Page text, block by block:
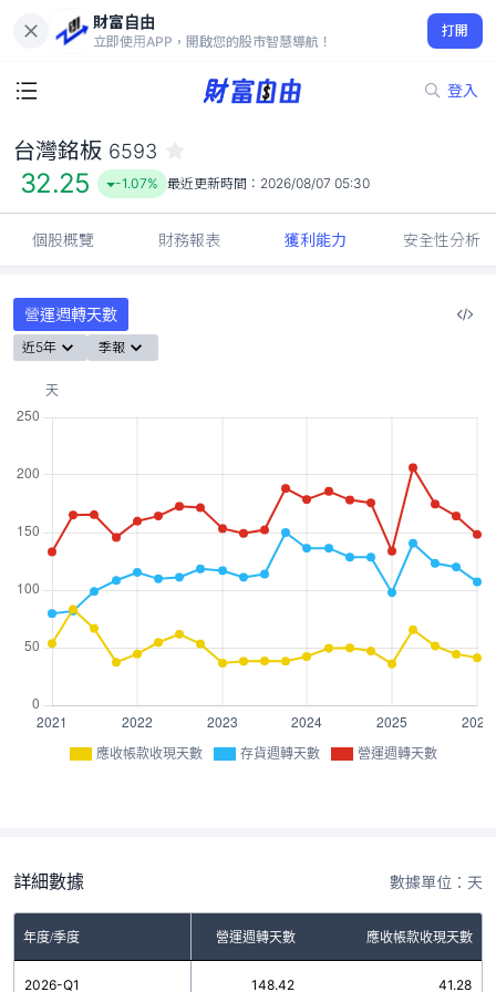
財富自由
立即使用APP，開啟您的股市智慧導航！
打開
登入
32.25
-1.07%
台灣銘板 6593
32.25 -1.07% 最近更新時間： 2026/08/07 05:30
個股概覽 財務報表 獲利能力 安全性分析
營運週轉天數
近5年 季報
應收帳款收現天數 存貨週轉天數 營運週轉天數
詳細數據 數據單位：天
年度/季度
存貨週轉天數 營運週轉天數 應收帳款收現天數
2026-Q1 148.42 41.28